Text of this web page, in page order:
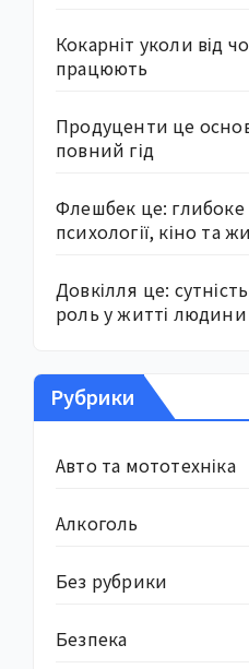
Кокарніт уколи від
працюють
Продуценти це
повний гід
Флешбек це:
психології, кіно та
Довкілля це:
роль у житті людини
Рубрики
Авто та мототехніка
Алкоголь
Без рубрики
Безпека